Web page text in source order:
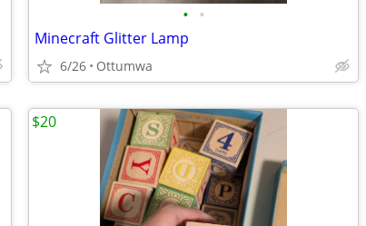
• •
Minecraft Glitter Lamp
6/26 Ottumwa
$20